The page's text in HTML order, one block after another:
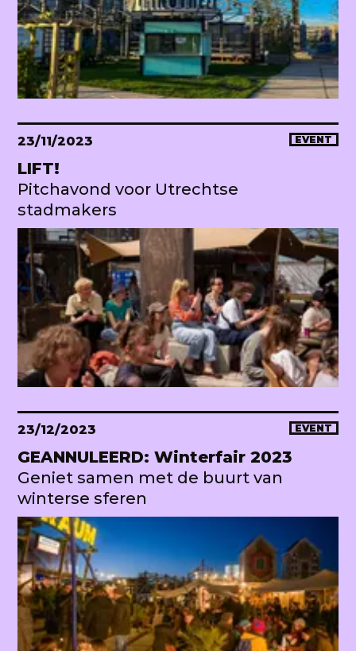
23/11/2023 EVENT
LIFT!
Pitchavond voor Utrechtse
stadmakers
23/12/2023 EVENT
GEANNULEERD: Winterfair 2023
Geniet samen met de buurt van
winterse sferen